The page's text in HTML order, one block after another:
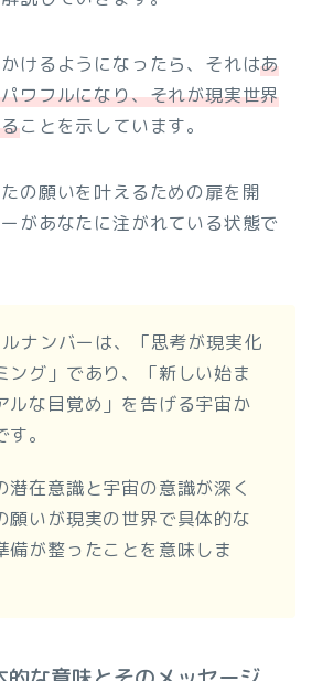
けるようになったら、それはあ
ワフルになり、それが現実世界
ことを示しています。
の願いを叶えるための扉を開
があなたに注がれている状態で
ナンバーは、「思考が現実化
ング」であり、「新しい始ま
ルな目覚め」を告げる宇宙か
。
潜在意識と宇宙の意識が深く
願いが現実の世界で具体的な
備が整ったことを意味しま